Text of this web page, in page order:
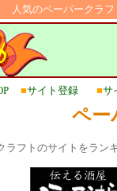
人気のペーパークラ
■サイト登録 ■サ
ペー
ラフトのサイトをラン